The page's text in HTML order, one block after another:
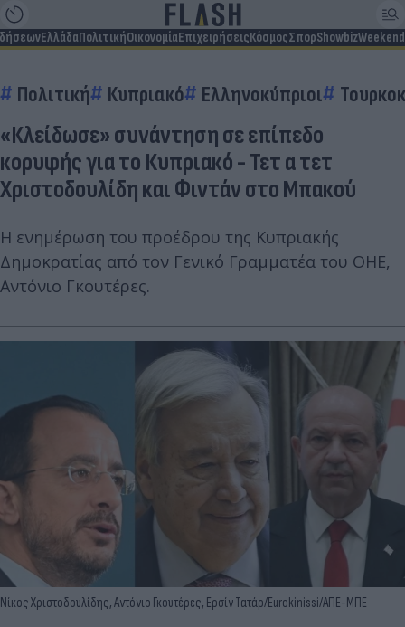
ΕλλάδαΠολιτικήΟικονομίαΕπιχειρήσειςΚόσμοςΣπορShowbizWeekend
Πολιτική Κυπριακό Ελληνοκύπριοι
«Κλείδωσε» συνάντηση σε επίπεδο
κορυφής για το Κυπριακό - Τετ α τετ
Χριστοδουλίδη και Φιντάν στο Μπακού
Η ενημέρωση του προέδρου της Κυπριακής
Δημοκρατίας από τον Γενικό Γραμματέα του ΟΗΕ,
Αντόνιο Γκουτέρες.
Νίκος Χριστοδουλίδης, Αντόνιο Γκουτέρες, Ερσίν Τατάρ/Eurokinissi/ΑΠΕ-ΜΠΕ